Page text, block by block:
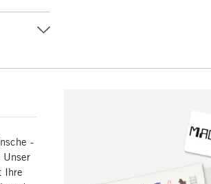
-
Unser
Ihre